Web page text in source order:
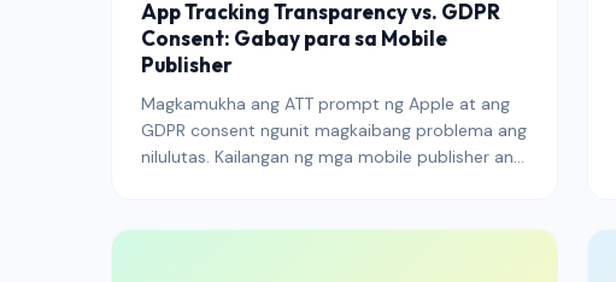
App Tracking Transparency vs. GDPR
Consent: Gabay para sa Mobile
Publisher
Magkamukha ang ATT prompt ng Apple at ang
GDPR consent ngunit magkaibang problema ang
nilulutas. Kailangan ng mga mobile publisher ang